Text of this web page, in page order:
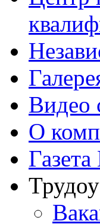
Видео
О